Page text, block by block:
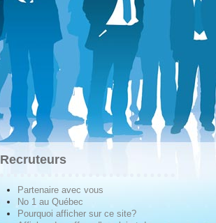
Recruteurs
Partenaire avec vous
No 1 au Québec
Pourquoi afficher sur ce site?